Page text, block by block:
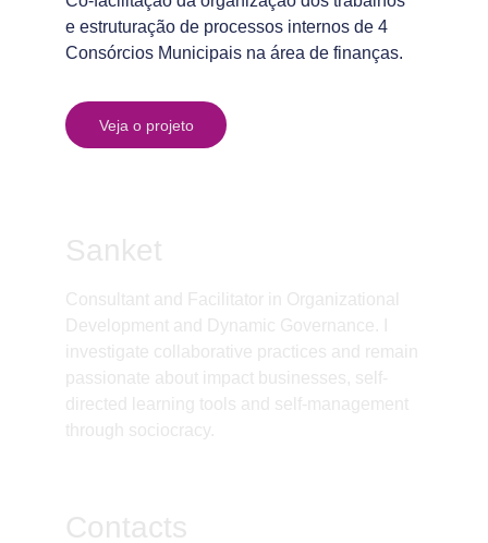
e estruturação de processos internos de 4
Consórcios Municipais na área de finanças.
Veja o projeto
Sanket
Consultant and Facilitator in Organizational
Development and Dynamic Governance. I
investigate collaborative practices and remain
passionate about impact businesses, self-
directed learning tools and self-management
through sociocracy.
Contacts